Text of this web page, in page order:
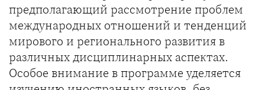
предполагающий рассмотрение проблем
международных отношений и тенденций
мирового и регионального развития в
различных дисциплинарных аспектах.
Особое внимание в программе уделяется